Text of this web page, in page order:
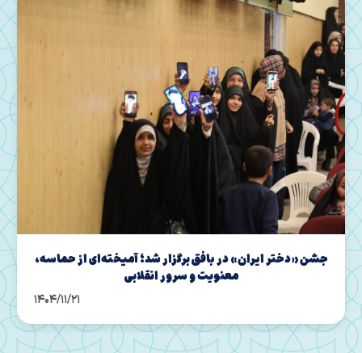
جشن «دختر ایران» در بافق برگزار شد؛ آمیخته‌ای از حماسه،
معنویت و سرور انقلابی
1404/11/21